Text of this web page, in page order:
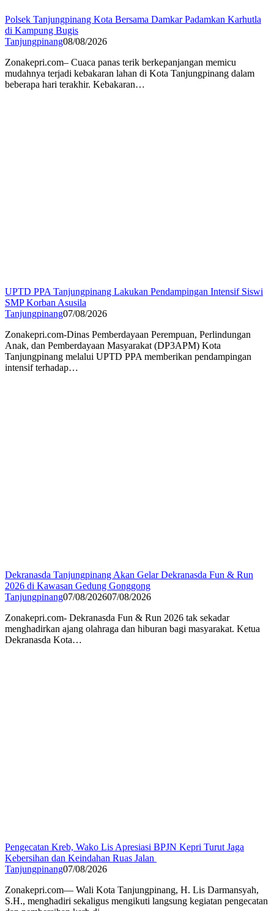
Polsek Tanjungpinang Kota Bersama Damkar Padamkan Karhutla
di Kampung Bugis
Tanjungpinang08/08/2026
Zonakepri.com– Cuaca panas terik berkepanjangan memicu
mudahnya terjadi kebakaran lahan di Kota Tanjungpinang dalam
beberapa hari terakhir. Kebakaran…
UPTD PPA Tanjungpinang Lakukan Pendampingan Intensif Siswi
SMP Korban Asusila
Tanjungpinang07/08/2026
Zonakepri.com-Dinas Pemberdayaan Perempuan, Perlindungan
Anak, dan Pemberdayaan Masyarakat (DP3APM) Kota
Tanjungpinang melalui UPTD PPA memberikan pendampingan
intensif terhadap…
Dekranasda Tanjungpinang Akan Gelar Dekranasda Fun & Run
2026 di Kawasan Gedung Gonggong
Tanjungpinang07/08/202607/08/2026
Zonakepri.com- Dekranasda Fun & Run 2026 tak sekadar
menghadirkan ajang olahraga dan hiburan bagi masyarakat. Ketua
Dekranasda Kota…
Pengecatan Kreb, Wako Lis Apresiasi BPJN Kepri Turut Jaga
Kebersihan dan Keindahan Ruas Jalan
Tanjungpinang07/08/2026
Zonakepri.com— Wali Kota Tanjungpinang, H. Lis Darmansyah,
S.H., menghadiri sekaligus mengikuti langsung kegiatan pengecatan